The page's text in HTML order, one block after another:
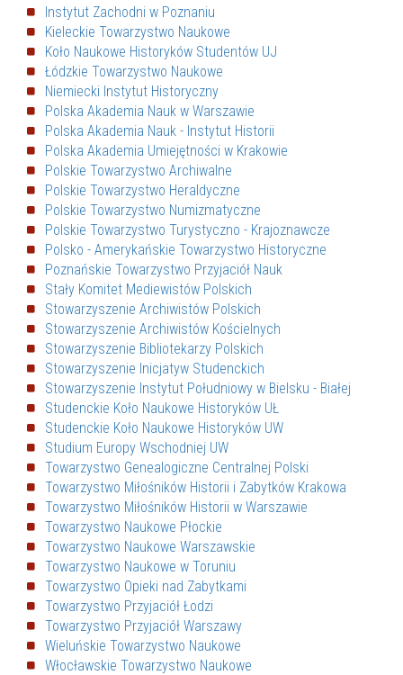
Instytut Zachodni w Poznaniu
Kieleckie Towarzystwo Naukowe
Koło Naukowe Historyków Studentów UJ
Łódzkie Towarzystwo Naukowe
Niemiecki Instytut Historyczny
Polska Akademia Nauk w Warszawie
Polska Akademia Nauk - Instytut Historii
Polska Akademia Umiejętności w Krakowie
Polskie Towarzystwo Archiwalne
Polskie Towarzystwo Heraldyczne
Polskie Towarzystwo Numizmatyczne
Polskie Towarzystwo Turystyczno - Krajoznawcze
Polsko - Amerykańskie Towarzystwo Historyczne
Poznańskie Towarzystwo Przyjaciół Nauk
Stały Komitet Mediewistów Polskich
Stowarzyszenie Archiwistów Polskich
Stowarzyszenie Archiwistów Kościelnych
Stowarzyszenie Bibliotekarzy Polskich
Stowarzyszenie Inicjatyw Studenckich
Stowarzyszenie Instytut Południowy w Bielsku - Białej
Studenckie Koło Naukowe Historyków UŁ
Studenckie Koło Naukowe Historyków UW
Studium Europy Wschodniej UW
Towarzystwo Genealogiczne Centralnej Polski
Towarzystwo Miłośników Historii i Zabytków Krakowa
Towarzystwo Miłośników Historii w Warszawie
Towarzystwo Naukowe Płockie
Towarzystwo Naukowe Warszawskie
Towarzystwo Naukowe w Toruniu
Towarzystwo Opieki nad Zabytkami
Towarzystwo Przyjaciół Łodzi
Towarzystwo Przyjaciół Warszawy
Wieluńskie Towarzystwo Naukowe
Włocławskie Towarzystwo Naukowe